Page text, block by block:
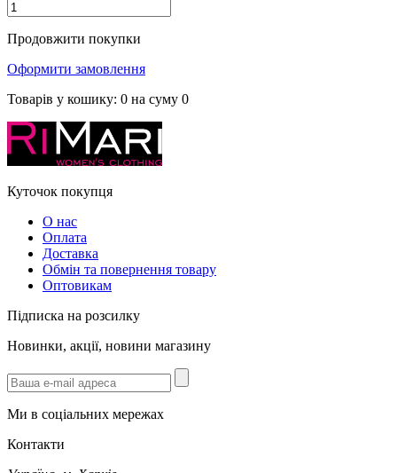
Продовжити покупки
Оформити замовлення
Товарів у кошику: 0 на суму 0
Куточок покупця
О нас
Оплата
Доставка
Обмін та повернення товару
Оптовикам
Підписка на розсилку
Новинки, акції, новини магазину
Ми в соціальних мережах
Контакти